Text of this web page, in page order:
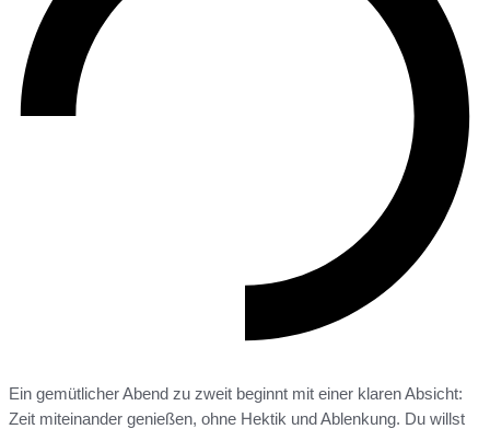
Ein gemütlicher Abend zu zweit beginnt mit einer klaren Absicht:
Zeit miteinander genießen, ohne Hektik und Ablenkung. Du willst